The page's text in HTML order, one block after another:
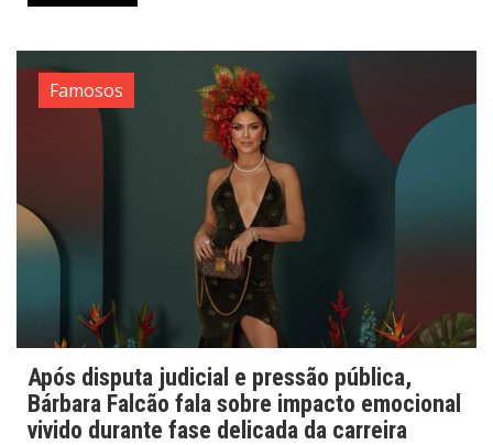
Famosos
Após disputa judicial e pressão pública,
Bárbara Falcão fala sobre impacto emocional
vivido durante fase delicada da carreira